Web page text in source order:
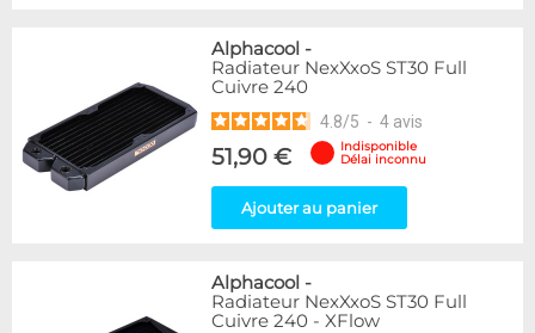
Alphacool -
Radiateur NexXxoS ST30 Full
Cuivre 240
4.8/5 - 4 avis
51,90 €
Indisponible
Délai inconnu
Ajouter au panier
Alphacool -
Radiateur NexXxoS ST30 Full
Cuivre 240 - XFlow